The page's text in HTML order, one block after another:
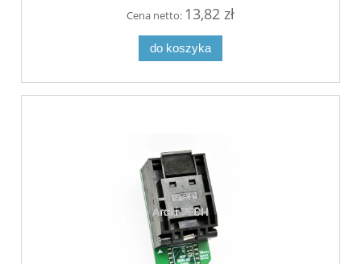
Cena netto: 13,82 zł
do koszyka